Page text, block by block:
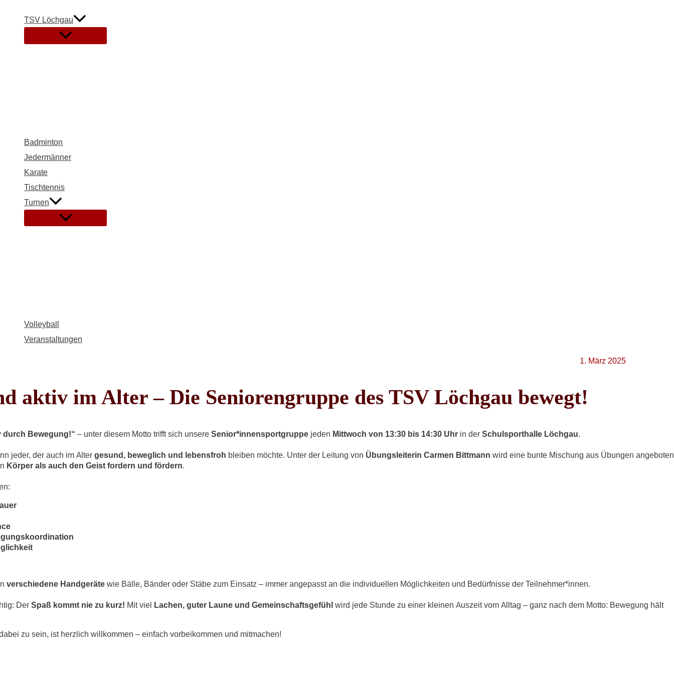
springen
TSV Löchgau
Menü
umschalten
Badminton
Jedermänner
Karate
Tischtennis
Turnen
Menü
umschalten
Volleyball
Veranstaltungen
1. März 2025
aktiv im Alter – Die Seniorengruppe des TSV Löchgau bewegt!
durch Bewegung!“ – unter diesem Motto trifft sich unsereSenior*innensportgruppe jeden Mittwoch von 13:30 bis 14:30 Uhr in derSchulsporthalle Löchgau.
jeder, der auch im Altergesund, beweglich und lebensfroh bleiben möchte. Unter der Leitung von Übungsleiterin Carmen Bittmann wird eine bunte Mischung aus Übungen
Körper als auch den Geist fordern und fördern.
verschiedene Handgerätewie Bälle, Bänder oder Stäbe zum Einsatz – immer angepasst an die individuellen Möglichkeiten und Bedürfnisse der Teilnehmer*innen.
DerSpaß kommt nie zu kurz! Mit viel Lachen, guter Laune und Gemeinschaftsgefühlwird jede Stunde zu einer kleinen Auszeit vom Alltag – ganz nach dem Motto: Bewegung hält
zu sein, ist herzlich willkommen – einfach vorbeikommen und mitmachen!